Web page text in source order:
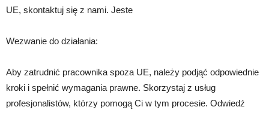
UE, skontaktuj się z nami. Jeste
Wezwanie do działania:
Aby zatrudnić pracownika spoza UE, należy podjąć odpowiednie
kroki i spełnić wymagania prawne. Skorzystaj z usług
profesjonalistów, którzy pomogą Ci w tym procesie. Odwiedź